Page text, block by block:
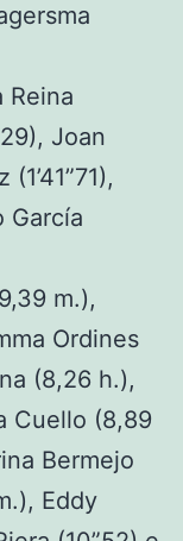
Reina
Joan
García
m.),
Ordines
(8,26 h.),
Cuello (8,89
Bermejo
Eddy